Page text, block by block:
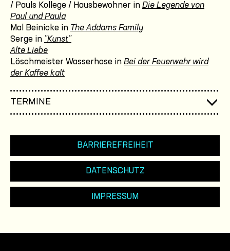
/ Pauls Kollege / Hausbewohner in Die Legende von
Paul und Paula
Mal Beinicke in The Addams Family
Serge in "Kunst"
Alte Liebe
Löschmeister Wasserhose in Bei der Feuerwehr wird
der Kaffee kalt
TERMINE
BARRIEREFREIHEIT
DATENSCHUTZ
IMPRESSUM